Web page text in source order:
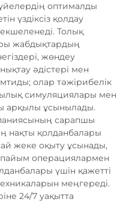
оптималды
үздіксіз қолдау
Толық
жабдықтардың
жөндеу
әдістері мен
олар тәжірибелік
симуляциялары мен
арқылы ұсынылады.
сарапшы
нақты қолданбалары
жеке оқыту ұсынады,
операциялармен
үшін қажетті
меңгереді.
24/7 уақытта